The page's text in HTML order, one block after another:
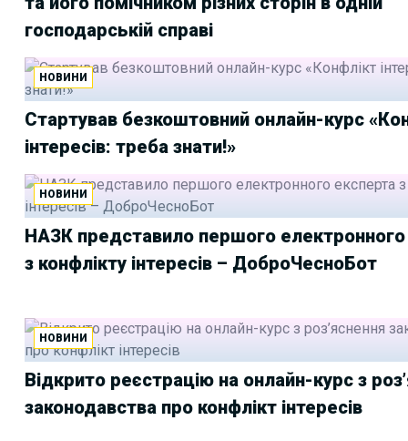
господарській справі
НОВИНИ
Стартував безкоштовний онлайн-курс
інтересів: треба знати!»
НОВИНИ
НАЗК представило першого
з конфлікту інтересів – ДоброЧесноБот
НОВИНИ
Відкрито реєстрацію на онлайн-курс з
законодавства про конфлікт інтересів